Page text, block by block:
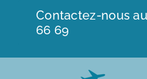
Contactez-nous
66 69